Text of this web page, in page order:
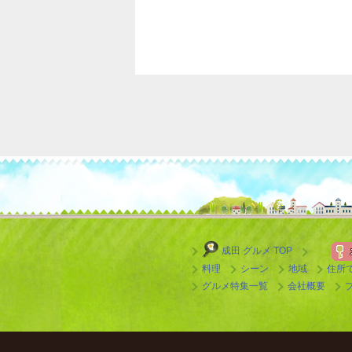
成田 グルメ TOP
料理
シーン 地域
住所
グルメ特集一覧
会社概要